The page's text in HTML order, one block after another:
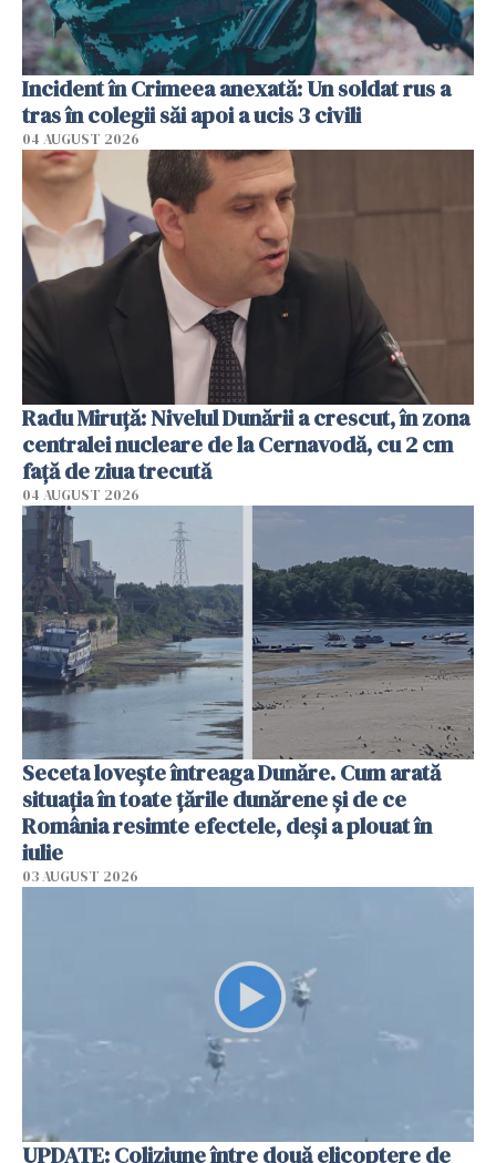
Incident în Crimeea anexată: Un soldat rus a
tras în colegii săi apoi a ucis 3 civili
04 AUGUST 2026
Radu Miruţă: Nivelul Dunării a crescut, în zona
centralei nucleare de la Cernavodă, cu 2 cm
faţă de ziua trecută
04 AUGUST 2026
Seceta lovește întreaga Dunăre. Cum arată
situația în toate țările dunărene și de ce
România resimte efectele, deși a plouat în
iulie
03 AUGUST 2026
UPDATE: Coliziune între două elicoptere de